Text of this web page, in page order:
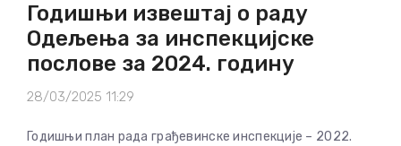
Годишњи извештај о раду
Одељења за инспекцијске
послове за 2024. годину
28/03/2025 11:29
Годишњи план рада грађевинске инспекције – 2022.